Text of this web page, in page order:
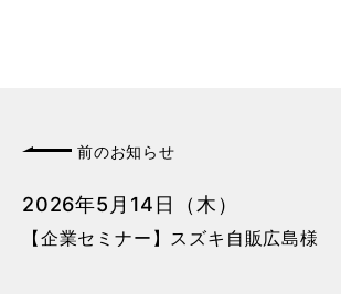
前のお知らせ
2026年5月14日（木）
【企業セミナー】スズキ自販広島様